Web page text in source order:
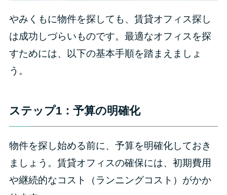
やみくもに物件を探しても、賃貸オフィス探し
は成功しづらいものです。最適なオフィスを探
すためには、以下の基本手順を踏まえましょ
う。
ステップ1：予算の明確化
物件を探し始める前に、予算を明確化しておき
ましょう。賃貸オフィスの確保には、初期費用
や継続的なコスト（ランニングコスト）がかか